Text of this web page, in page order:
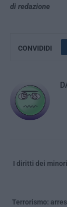
di redazione
CONVIDIDI
I diritti dei
Terrorismo: